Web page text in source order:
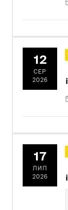
12
СЕР
2026
17
ЛИП
2026